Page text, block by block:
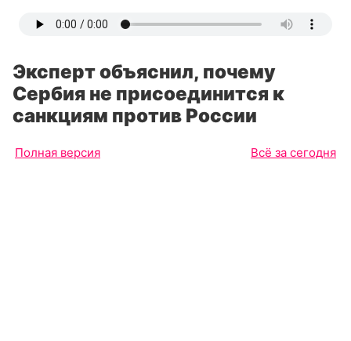
Эксперт объяснил, почему
Сербия не присоединится к
санкциям против России
Полная версия Всё за сегодня